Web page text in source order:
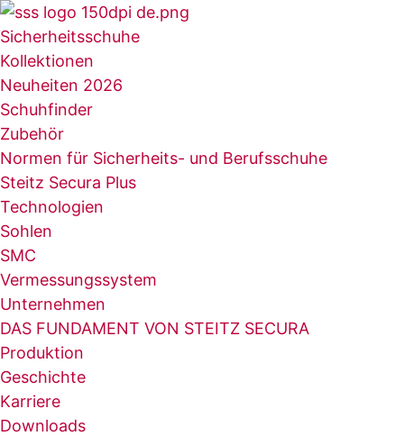
Zum
Inhalt
springen
Sicherheitsschuhe
Kollektionen
Neuheiten 2026
Schuhfinder
Zubehör
Normen für Sicherheits- und Berufsschuhe
Steitz Secura Plus
Technologien
Sohlen
SMC
Vermessungssystem
Unternehmen
DAS FUNDAMENT VON STEITZ SECURA
Produktion
Geschichte
Karriere
Downloads